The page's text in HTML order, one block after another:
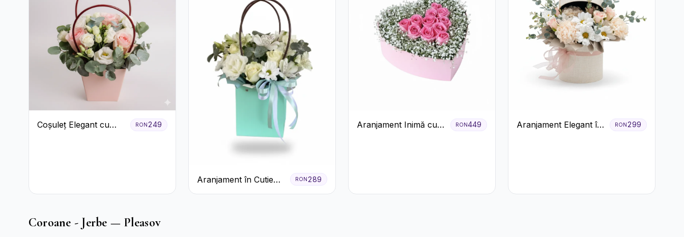
Coșuleț Elegant cu
RON249
Aranjament în Cutie
Verde Mentă cu
RON289
Aranjament Inimă cu
RON449
Aranjament Elegant în
RON299
Coroane - Jerbe — Pleasov